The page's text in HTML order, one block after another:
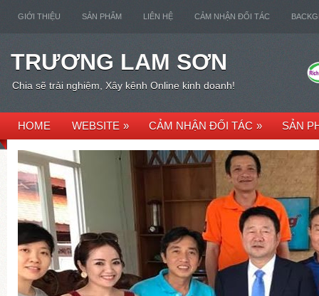
GIỚI THIỆU SẢN PHẨM LIÊN HỆ CẢM NHẬN ĐỐI TÁC
TRƯƠNG LAM SƠN
Chia sẽ trải nghiệm, Xây kênh Online kinh doanh!
HOME WEBSITE » CẢM NHẬN ĐỐI TÁC » SẢN